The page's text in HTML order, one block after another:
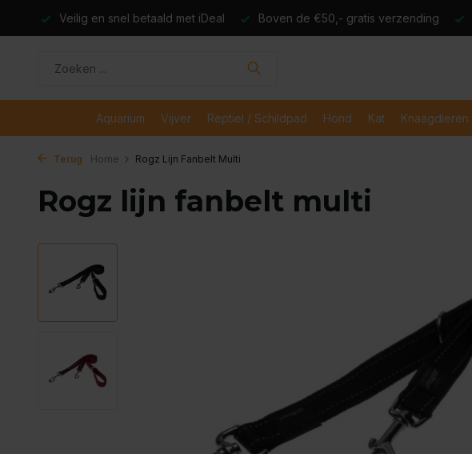
Veilig en snel betaald met iDeal Boven de €50,- gratis verzending
Aquarium Vijver Reptiel / Schildpad Hond Kat Knaagdieren
Terug Home Rogz Lijn Fanbelt Multi
Rogz lijn fanbelt multi